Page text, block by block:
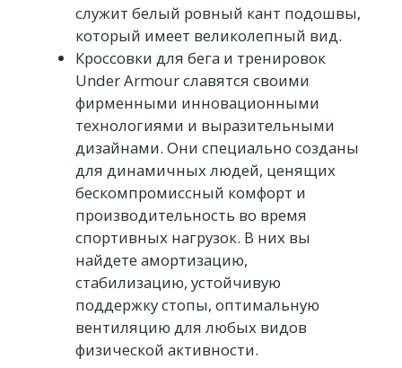
служит белый ровный кант подошвы,
который имеет великолепный вид.
Кроссовки для бега и тренировок
Under Armour славятся своими
фирменными инновационными
технологиями и выразительными
дизайнами. Они специально созданы
для динамичных людей, ценящих
бескомпромиссный комфорт и
производительность во время
спортивных нагрузок. В них вы
найдете амортизацию,
стабилизацию, устойчивую
поддержку стопы, оптимальную
вентиляцию для любых видов
физической активности.